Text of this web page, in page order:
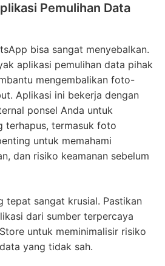
Pemulihan Data
bisa sangat menyebalkan.
aplikasi pemulihan data pihak
mengembalikan foto-
Aplikasi ini bekerja dengan
ponsel Anda untuk
terhapus, termasuk foto
untuk memahami
dan risiko keamanan sebelum
tepat sangat krusial. Pastikan
dari sumber terpercaya
untuk meminimalisir risiko
yang tidak sah.